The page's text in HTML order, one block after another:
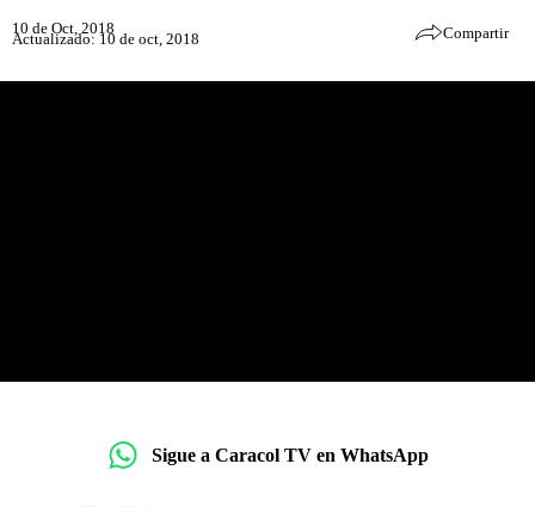
10 de Oct, 2018
Actualizado: 10 de oct, 2018 Compartir
Sigue a Caracol TV en WhatsApp